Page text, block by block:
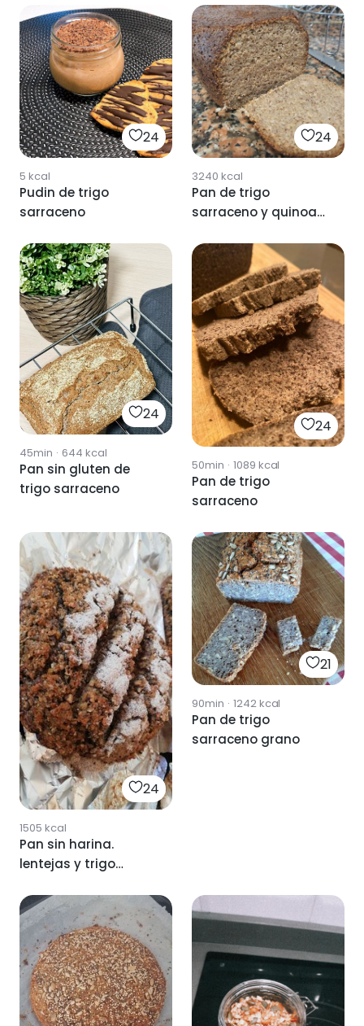
24
5 kcal
Pudin de trigo
sarraceno
24
3240 kcal
Pan de trigo
sarraceno y quinoa
24
45min · 644 kcal
Pan sin gluten de
trigo sarraceno
24
50min · 1089 kcal
Pan de trigo
sarraceno
24
1505 kcal
Pan sin harina.
lentejas y trigo
21
90min · 1242kcal
Pan de trigo
sarraceno grano